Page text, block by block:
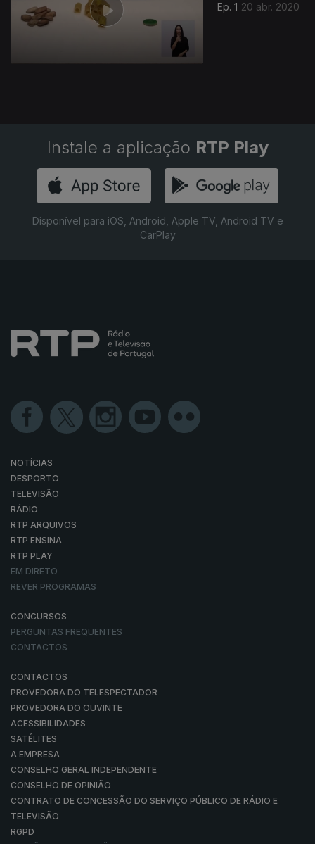
Ep. 1 20 abr. 2020
Instale a aplicação RTP Play
Disponível para iOS, Android, Apple TV, Android TV e
CarPlay
NOTÍCIAS
DESPORTO
TELEVISÃO
RÁDIO
RTP ARQUIVOS
RTP ENSINA
RTP PLAY
EM DIRETO
REVER PROGRAMAS
CONCURSOS
PERGUNTAS FREQUENTES
CONTACTOS
CONTACTOS
PROVEDORA DO TELESPECTADOR
PROVEDORA DO OUVINTE
ACESSIBILIDADES
SATÉLITES
A EMPRESA
CONSELHO GERAL INDEPENDENTE
CONSELHO DE OPINIÃO
CONTRATO DE CONCESSÃO DO SERVIÇO PÚBLICO DE RÁDIO E
TELEVISÃO
RGPD